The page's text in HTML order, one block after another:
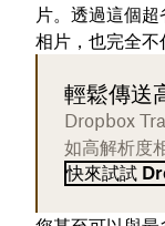
片。透過這個
相片，也完全不
輕鬆傳送
Dropbox
如高解析度
快來試試